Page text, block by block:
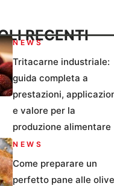
RECENTI
NEWS
Tritacarne industriale:
guida completa a
prestazioni,
e valore per la
produzione alimentare
NEWS
Come preparare un
perfetto pane alle olive